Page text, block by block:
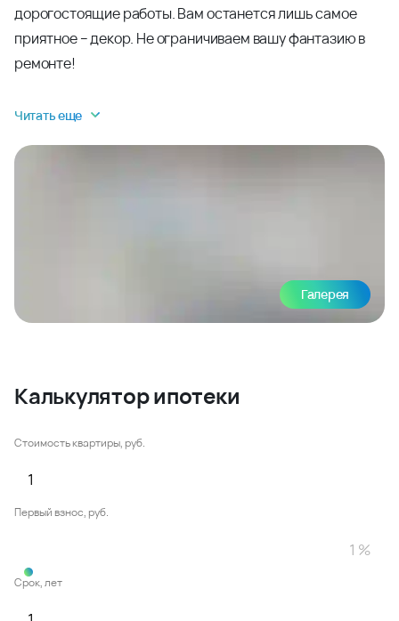
дорогостоящие работы. Вам останется лишь самое
приятное – декор. Не ограничиваем вашу фантазию в
ремонте!
Читать еще
Галерея
Калькулятор ипотеки
Стоимость квартиры, руб.
Первый взнос, руб.
Срок, лет